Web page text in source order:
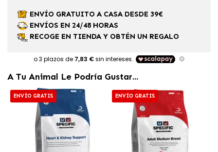
ENVÍO GRATUITO A CASA DESDE 39€
ENVÍOS EN 24/48 HORAS
RECOGE EN TIENDA Y OBTÉN UN REGALO
A Tu Animal Le Podría Gustar...
ENVÍO GRATIS ENVÍO GRATIS